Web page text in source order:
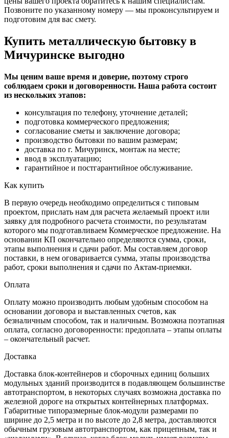
Позвоните по указанному номеру — мы проконсультируем и
подготовим для вас смету.
Купить металлическую бытовку в
Мичуринске выгодно
Мы ценим ваше время и доверие, поэтому строго
соблюдаем сроки и договоренности. Наша работа состоит
из нескольких этапов:
консультация по телефону, уточнение деталей;
подготовка коммерческого предложения;
согласование сметы и заключение договора;
производство бытовки по вашим размерам;
доставка по г. Мичуринск, монтаж на месте;
ввод в эксплуатацию;
гарантийное и постгарантийное обслуживание.
Как купить
В первую очередь необходимо определиться с типовым
проектом, прислать нам для расчета желаемый проект или
заявку для подробного расчета стоимости, по результатам
которого мы подготавливаем Коммерческое предложение. На
основании КП окончательно определяются сумма, сроки,
этапы выполнения и сдачи работ. Мы составляем договор
поставки, в нем оговаривается сумма, этапы производства
работ, сроки выполнения и сдачи по Актам-приемки.
Оплата
Оплату можно производить любым удобным способом на
основании договора и выставленных счетов, как
безналичным способом, так и наличным. Возможна поэтапная
оплата, согласно договоренности: предоплата – этапы оплаты
– окончательный расчет.
Доставка
Доставка блок-контейнеров и сборочных единиц больших
модульных зданий производится в подавляющем большинстве
автотранспортом, в некоторых случаях возможна доставка по
железной дороге на открытых контейнерных платформах.
Габаритные типоразмерные блок-модули размерами по
ширине до 2,5 метра и по высоте до 2,8 метра, доставляются
обычным грузовым автотранспортом, как прицепным, так и